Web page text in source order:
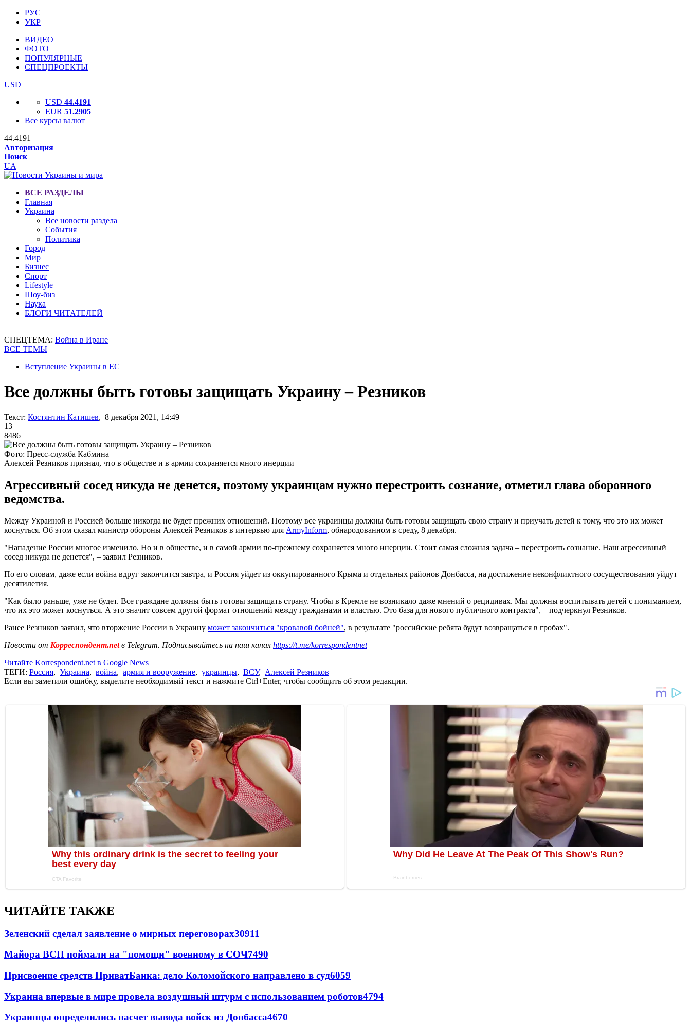
РУС
УКР
ВИДЕО
ФОТО
ПОПУЛЯРНЫЕ
СПЕЦПРОЕКТЫ
USD
USD 44.4191
EUR 51.2905
Все курсы валют
44.4191
Авторизация
Поиск
UA
ВСЕ РАЗДЕЛЫ
Главная
Украина
Все новости раздела
События
Политика
Город
Мир
Бизнес
Спорт
Lifestyle
Шоу-биз
Наука
БЛОГИ ЧИТАТЕЛЕЙ
СПЕЦТЕМА: Война в Иране
ВСЕ ТЕМЫ
Вступление Украины в ЕС
Все должны быть готовы защищать Украину – Резников
Текст: Костянтин Катишев, 8 декабря 2021, 14:49
13
8486
Фото: Пресс-служба Кабмина
Алексей Резников признал, что в обществе и в армии сохраняется много инерции
Агрессивный сосед никуда не денется, поэтому украинцам нужно перестроить сознание, отметил глава оборонного
ведомства.
Между Украиной и Россией больше никогда не будет прежних отношений. Поэтому все украинцы должны быть готовы защищать свою страну и приучать детей к тому, что это их может
коснуться. Об этом сказал министр обороны Алексей Резников в интервью для ArmyInform, обнародованном в среду, 8 декабря.
"Нападение России многое изменило. Но и в обществе, и в самой армии по-прежнему сохраняется много инерции. Стоит самая сложная задача – перестроить сознание. Наш агрессивный
сосед никуда не денется", – заявил Резников.
По его словам, даже если война вдруг закончится завтра, и Россия уйдет из оккупированного Крыма и отдельных районов Донбасса, на достижение неконфликтного сосуществования уйдут
десятилетия.
"Как было раньше, уже не будет. Все граждане должны быть готовы защищать страну. Чтобы в Кремле не возникало даже мнений о рецидивах. Мы должны воспитывать детей с пониманием,
что их это может коснуться. А это значит совсем другой формат отношений между гражданами и властью. Это база для нового публичного контракта", – подчеркнул Резников.
Ранее Резников заявил, что вторжение России в Украину может закончиться "кровавой бойней", в результате "российские ребята будут возвращаться в гробах".
Новости от Корреспондент.netв Telegram. Подписывайтесь на наш канал https://t.me/korrespondentnet
Читайте Korrespondent.net в Google News
ТЕГИ: Россия, Украина, война, армия и вооружение, украинцы, ВСУ, Алексей Резников
Если вы заметили ошибку, выделите необходимый текст и нажмите Ctrl+Enter, чтобы сообщить об этом редакции.
ЧИТАЙТЕ ТАКЖЕ
Зеленский сделал заявление о мирных переговорах30911
Майора ВСП поймали на "помощи" военному в СОЧ7490
Присвоение средств ПриватБанка: дело Коломойского направлено в суд6059
Украина впервые в мире провела воздушный штурм с использованием роботов4794
Украинцы определились насчет вывода войск из Донбасса4670